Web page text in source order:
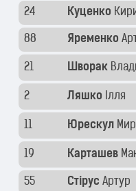
24 Куценко
88 Яременко
21 Шворак
2 Ляшко Ілля
11 Юрескул
19 Карташев
55 Стірус Артур